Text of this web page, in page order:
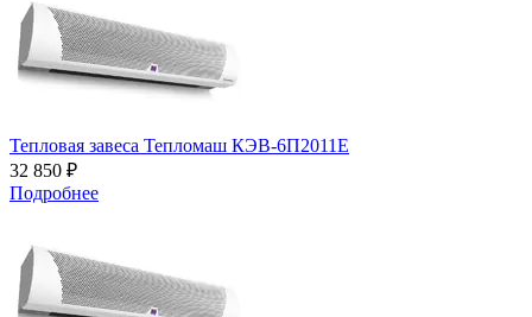
Тепловая завеса Тепломаш КЭВ-6П2011Е
32 850 ₽
Подробнее